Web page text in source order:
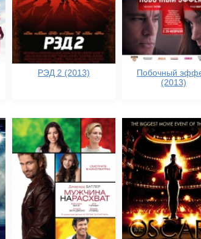
РЭД 2 (2013)
Побочный
(2013)